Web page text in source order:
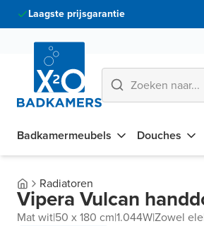
Laagste prijsgarantie
Badkamermeubels Douches
Radiatoren
Vipera Vulcan
Mat wit|50 x 180 cm|1.044W|Zowel